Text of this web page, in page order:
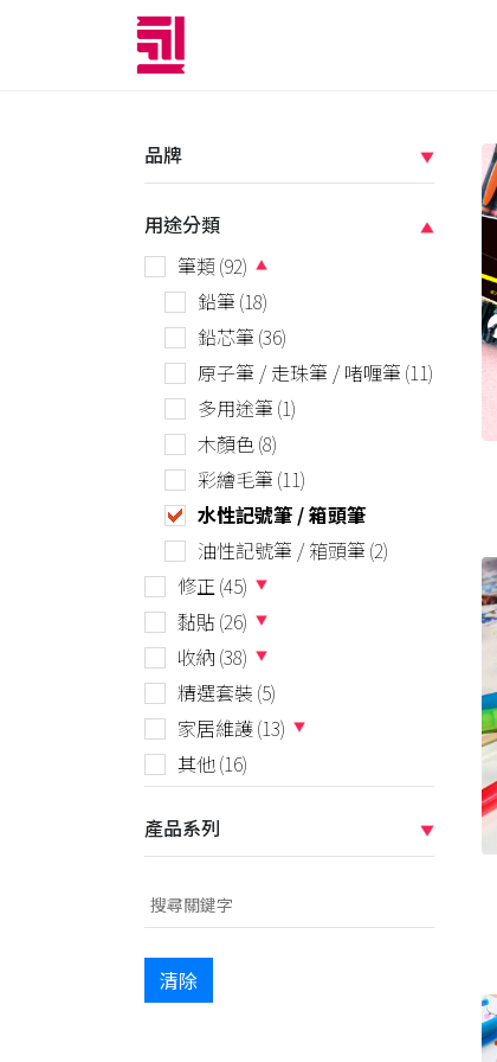
品牌
用途分類
筆類(92)
鉛筆 (18)
鉛芯筆 (36)
原子筆 / 走珠筆 / 啫喱筆 (11)
多用途筆 (1)
木顏色(8)
彩繪毛筆 (11)
水性記號筆 / 箱頭筆
油性記號筆 / 箱頭筆 (2)
修正(45)
黏貼(26)
收納 (38)
精選套裝 (5)
家居維護(13)
其他(16)
產品系列
清除